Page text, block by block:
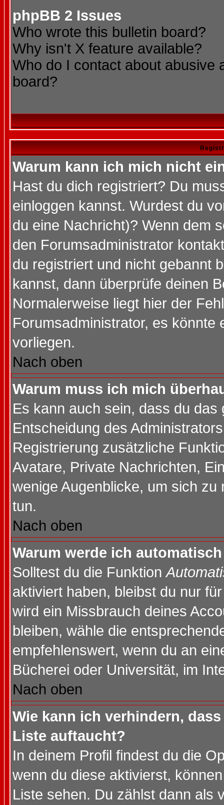
phpBB 2 Issues
Who wrote this bulletin board?
Why isn't X feature available?
Who do I contact about abusive
board?
Warum kann ich mich nicht
Hast du dich registriert? Du
einloggen kannst. Wurdest du
du eine Nachricht)? Wenn dem
den Forumsadministrator
du registriert und nicht gebannt
kannst, dann überprüfe deinen
Normalerweise liegt hier der
Forumsadministrator, es könnte
vorliegen.
Nach oben
Warum muss ich mich
Es kann auch sein, dass du
Entscheidung des
Registrierung zusätzliche
Avatare, Private Nachrichten,
wenige Augenblicke, um sich
tun.
Nach oben
Warum werde ich
Solltest du die Funktion
aktiviert haben, bleibst du nur
wird ein Missbrauch deines
bleiben, wähle die
empfehlenswert, wenn du an
Bücherei oder Universität, im
Nach oben
Wie kann ich verhindern,
Liste auftaucht?
In deinem Profil findest du die
wenn du diese aktivierst,
Liste sehen. Du zählst dann als